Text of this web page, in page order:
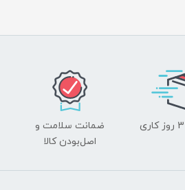
ضمانت سلامت و
اصل‌بودن کالا